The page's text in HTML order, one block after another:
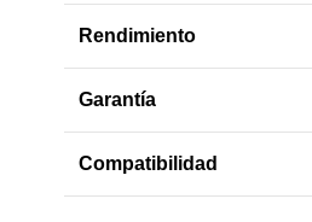
Rendimiento
Garantía
Compatibilidad